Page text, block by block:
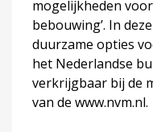
mogelijkheden
bebouwing’. In
duurzame opties
het Nederlandse
verkrijgbaar bij de
van de www.nvm.nl.